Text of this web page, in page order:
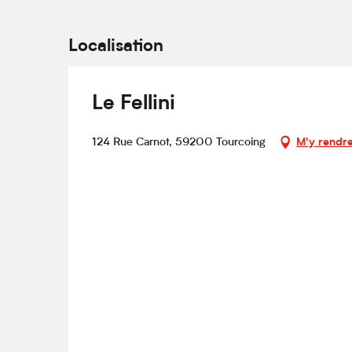
Localisation
Le Fellini
124 Rue Carnot, 59200 Tourcoing M'y